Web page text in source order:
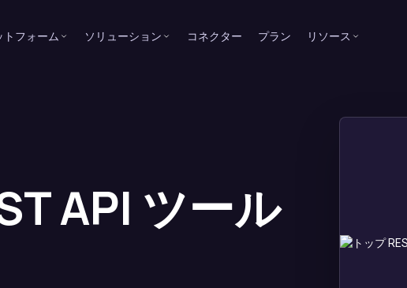
トフォーム ソリューション コネクター プラン リソース
API ツール